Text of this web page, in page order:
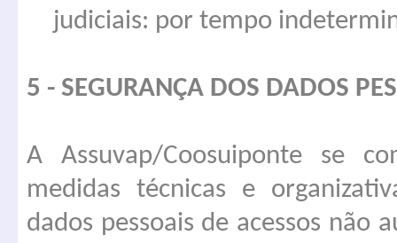
judiciais: por tempo
5 - SEGURANÇA DOS DADOS
A Assuvap/Coosuiponte se
medidas técnicas e
dados pessoais de acessos não